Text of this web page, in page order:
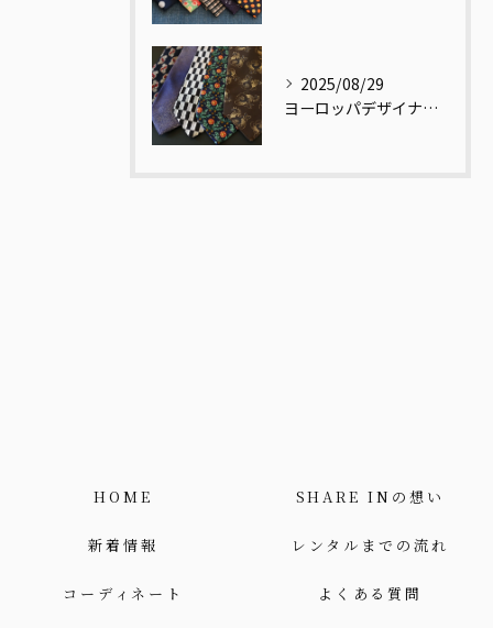
2025/08/29
ヨーロッパデザイナーの視点で再解釈された和柄ネクタイ
HOME SHARE INの想い
新着情報 レンタルまでの流れ
コーディネート よくある質問